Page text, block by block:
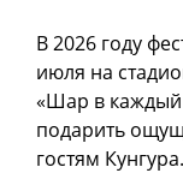
В 2026 году
июля на
«Шар в каждый
подарить
гостям Кунгура.